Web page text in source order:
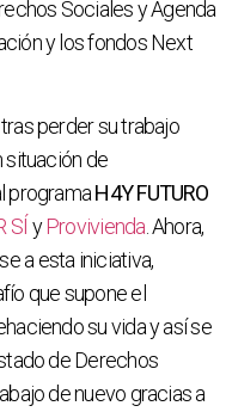
Sociales y Agenda
y los fondos Next
perder su trabajo
situación de
programaH4Y FUTURO
SÍ yProvivienda . Ahora,
a esta iniciativa,
que supone el
su vida y así se
de Derechos
de nuevo gracias a